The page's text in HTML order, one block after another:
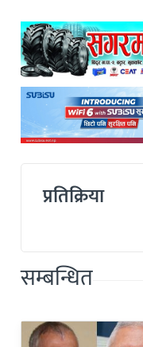
प्रतिक्रिया
सम्बन्धित